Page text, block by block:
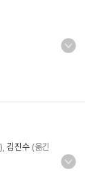
김진수 (옮긴